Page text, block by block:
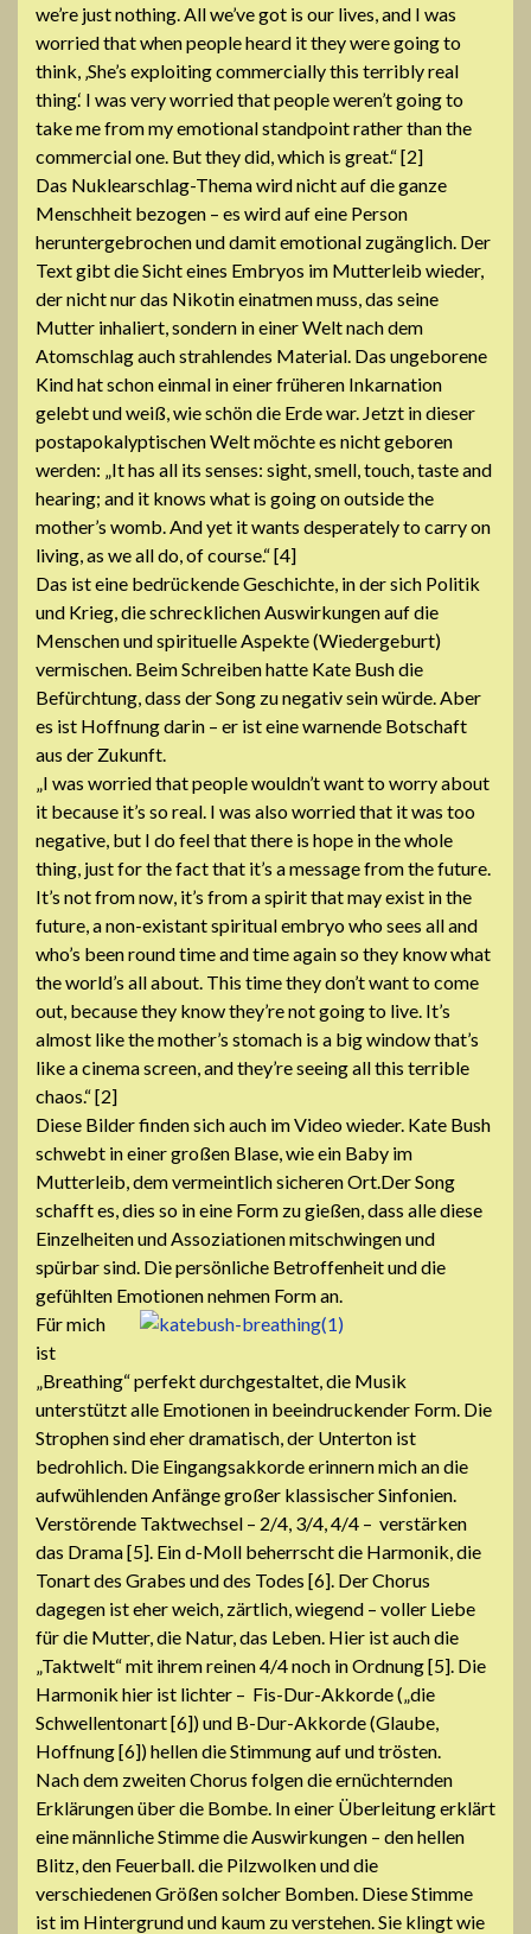
we’re just nothing. All we’ve got is our lives, and I was
worried that when people heard it they were going to
think, ‚She’s exploiting commercially this terribly real
thing.‘ I was very worried that people weren’t going to
take me from my emotional standpoint rather than the
commercial one. But they did, which is great.“ [2]
Das Nuklearschlag-Thema wird nicht auf die ganze
Menschheit bezogen – es wird auf eine Person
heruntergebrochen und damit emotional zugänglich. Der
Text gibt die Sicht eines Embryos im Mutterleib wieder,
der nicht nur das Nikotin einatmen muss, das seine
Mutter inhaliert, sondern in einer Welt nach dem
Atomschlag auch strahlendes Material. Das ungeborene
Kind hat schon einmal in einer früheren Inkarnation
gelebt und weiß, wie schön die Erde war. Jetzt in dieser
postapokalyptischen Welt möchte es nicht geboren
werden: „It has all its senses: sight, smell, touch, taste and
hearing; and it knows what is going on outside the
mother’s womb. And yet it wants desperately to carry on
living, as we all do, of course.“ [4]
Das ist eine bedrückende Geschichte, in der sich Politik
und Krieg, die schrecklichen Auswirkungen auf die
Menschen und spirituelle Aspekte (Wiedergeburt)
vermischen. Beim Schreiben hatte Kate Bush die
Befürchtung, dass der Song zu negativ sein würde. Aber
es ist Hoffnung darin – er ist eine warnende Botschaft
aus der Zukunft.
„I was worried that people wouldn’t want to worry about
it because it’s so real. I was also worried that it was too
negative, but I do feel that there is hope in the whole
thing, just for the fact that it’s a message from the future.
It’s not from now, it’s from a spirit that may exist in the
future, a non-existant spiritual embryo who sees all and
who’s been round time and time again so they know what
the world’s all about. This time they don’t want to come
out, because they know they’re not going to live. It’s
almost like the mother’s stomach is a big window that’s
like a cinema screen, and they’re seeing all this terrible
chaos.“ [2]
Diese Bilder finden sich auch im Video wieder. Kate Bush
schwebt in einer großen Blase, wie ein Baby im
Mutterleib, dem vermeintlich sicheren Ort.Der Song
schafft es, dies so in eine Form zu gießen, dass alle diese
Einzelheiten und Assoziationen mitschwingen und
spürbar sind. Die persönliche Betroffenheit und die
gefühlten Emotionen nehmen Form an.
Für mich
ist
„Breathing“ perfekt durchgestaltet, die Musik
unterstützt alle Emotionen in beeindruckender Form. Die
Strophen sind eher dramatisch, der Unterton ist
bedrohlich. Die Eingangsakkorde erinnern mich an die
aufwühlenden Anfänge großer klassischer Sinfonien.
Verstörende Taktwechsel – 2/4, 3/4, 4/4 – verstärken
das Drama [5]. Ein d-Moll beherrscht die Harmonik, die
Tonart des Grabes und des Todes [6]. Der Chorus
dagegen ist eher weich, zärtlich, wiegend – voller Liebe
für die Mutter, die Natur, das Leben. Hier ist auch die
„Taktwelt“ mit ihrem reinen 4/4 noch in Ordnung [5]. Die
Harmonik hier ist lichter – Fis-Dur-Akkorde („die
Schwellentonart [6]) und B-Dur-Akkorde (Glaube,
Hoffnung [6]) hellen die Stimmung auf und trösten.
Nach dem zweiten Chorus folgen die ernüchternden
Erklärungen über die Bombe. In einer Überleitung erklärt
eine männliche Stimme die Auswirkungen – den hellen
Blitz, den Feuerball. die Pilzwolken und die
verschiedenen Größen solcher Bomben. Diese Stimme
ist im Hintergrund und kaum zu verstehen. Sie klingt wie